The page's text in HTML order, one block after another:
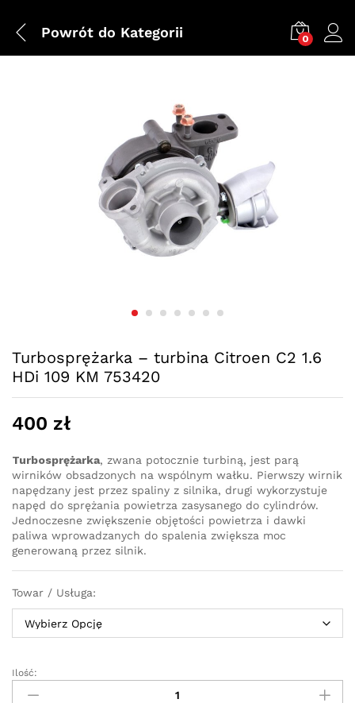
Powrót do Kategorii 0
Turbosprężarka – turbina Citroen C2 1.6
HDi 109 KM 753420
400 zł
Turbosprężarka, zwana potocznie turbiną, jest parą
wirników obsadzonych na wspólnym wałku. Pierwszy wirnik
napędzany jest przez spaliny z silnika, drugi wykorzystuje
napęd do sprężania powietrza zasysanego do cylindrów.
Jednoczesne zwiększenie objętości powietrza i dawki
paliwa wprowadzanych do spalenia zwiększa moc
generowaną przez silnik.
Towar / Usługa:
Turbosprężarka
Ilość: